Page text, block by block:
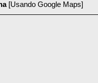
[Usando Google Maps]